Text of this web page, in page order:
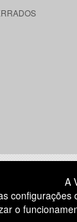
- SÃO PAULO SP
A
o